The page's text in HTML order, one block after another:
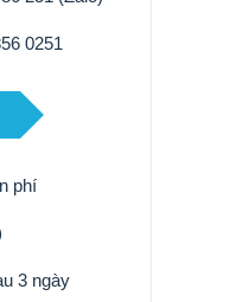
0251
phí
3 ngày